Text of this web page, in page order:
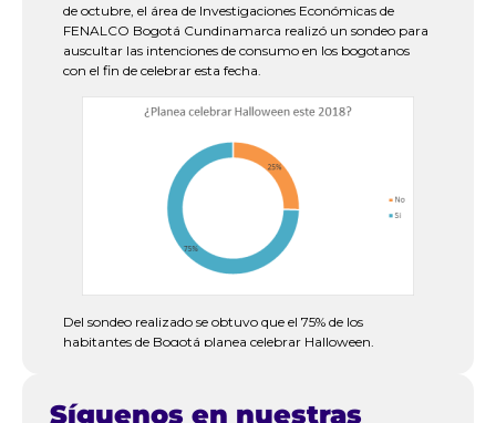
de octubre, el área de Investigaciones Económicas de
FENALCO Bogotá Cundinamarca realizó un sondeo para
auscultar las intenciones de consumo en los bogotanos
con el fin de celebrar esta fecha.
Del sondeo realizado se obtuvo que el 75% de los
habitantes de Bogotá planea celebrar Halloween,
Síguenos en nuestras